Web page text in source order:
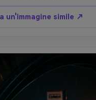
dalle spalle verso l'alto
grado di colore pastello
pelle, occhi acuti-AR
un'immagine simile ↗